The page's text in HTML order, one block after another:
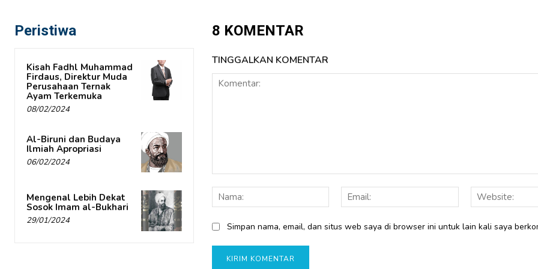
Peristiwa
Kisah Fadhl Muhammad
Firdaus, Direktur Muda
Perusahaan Ternak
Ayam Terkemuka
08/02/2024
Al-Biruni dan Budaya
Ilmiah Apropriasi
06/02/2024
Mengenal Lebih Dekat
Sosok Imam al-Bukhari
29/01/2024
8 KOMENTAR
TINGGALKAN KOMENTAR
Nama:
Email:
Simpan nama, email, dan situs web saya di browser ini untuk lain kali saya